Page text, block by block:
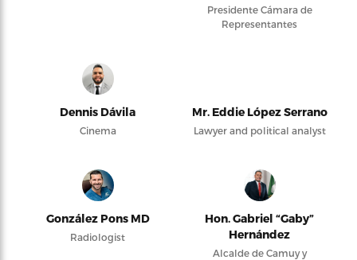
Presidente Cámara de
Representantes
Dennis Dávila
Cinema
Mr. Eddie López Serrano
Lawyer and political analyst
González Pons MD
Radiologist
Hon. Gabriel “Gaby”
Hernández
Alcalde de Camuy y